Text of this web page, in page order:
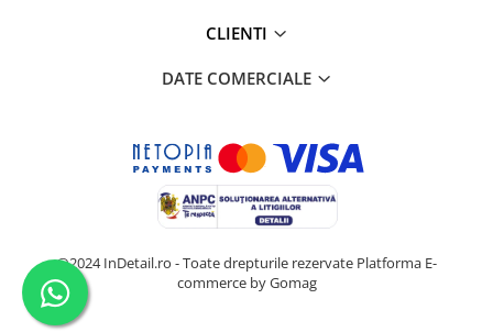
CLIENTI
DATE COMERCIALE
@2024 InDetail.ro - Toate drepturile rezervate Platforma E-
commerce by Gomag